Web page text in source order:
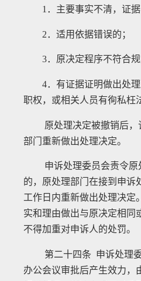
1 ．主要事实不清，证据
2．适用依据错误的；
3．原决定程序不符合规
4．有证据证明做出处
职权，或相关人员有徇私枉
原处理决定被撤销后
部门重新做出处理决定。
申诉处理委员会责令
的，原处理部门在接到申诉
工作日内重新做出处理决定
实和理由做出与原决定相同
不得加重对申诉人的处罚。
第二十四条 申诉处理
办公会议审批后产生效力，